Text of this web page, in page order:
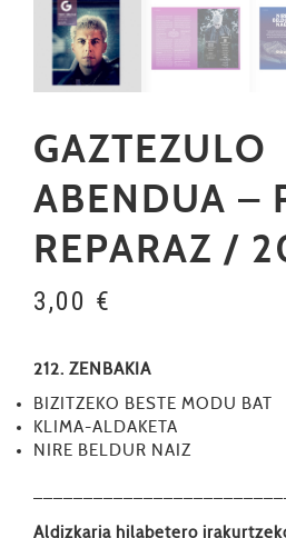
GAZTEZULO
ABENDUA –
REPARAZ /
3,00 €
212. ZENBAKIA
BIZITZEKO BESTE MODU BAT
KLIMA-ALDAKETA
NIRE BELDUR NAIZ
Aldizkaria hilabetero